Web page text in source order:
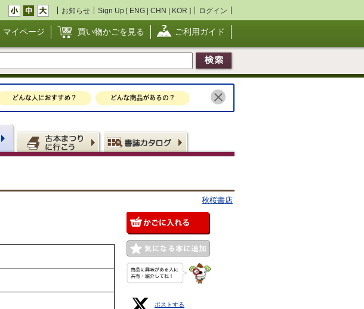
お知らせ Sign Up [ ENG | CHN | KOR ] ログイン
マイページ 買い物かごを見る ご利用ガイド
秋桜書店
ポストする